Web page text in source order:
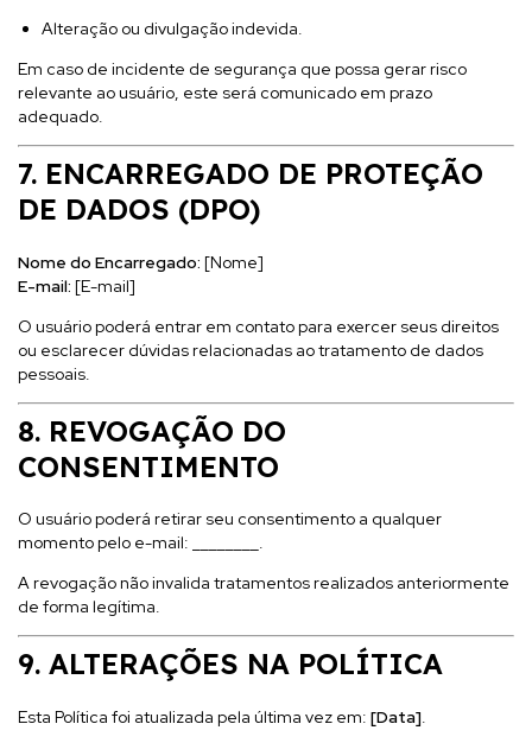
Alteração ou divulgação indevida.
Em caso de incidente de segurança que possa gerar risco
relevante ao usuário, este será comunicado em prazo
adequado.
7. ENCARREGADO DE PROTEÇÃO
DE DADOS (DPO)
Nome do Encarregado: [Nome]
E-mail: [E-mail]
O usuário poderá entrar em contato para exercer seus direitos
ou esclarecer dúvidas relacionadas ao tratamento de dados
pessoais.
8. REVOGAÇÃO DO
CONSENTIMENTO
O usuário poderá retirar seu consentimento a qualquer
momento pelo e-mail: ________.
A revogação não invalida tratamentos realizados anteriormente
de forma legítima.
9. ALTERAÇÕES NA POLÍTICA
Esta Política foi atualizada pela última vez em: [Data].